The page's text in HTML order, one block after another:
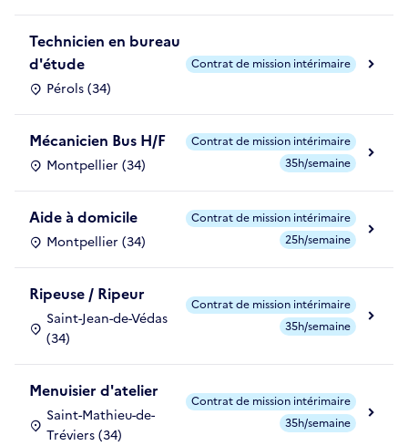
Technicien en bureau
d'étude
Pérols (34)
Contrat de mission intérimaire
Mécanicien Bus H/F
Montpellier (34)
Contrat de mission intérimaire
35h/semaine
Aide à domicile
Montpellier (34)
Contrat de mission intérimaire
25h/semaine
Ripeuse / Ripeur
Saint-Jean-de-Védas
(34)
Contrat de mission intérimaire
35h/semaine
Menuisier d'atelier
Saint-Mathieu-de-
Tréviers (34)
Contrat de mission intérimaire
35h/semaine